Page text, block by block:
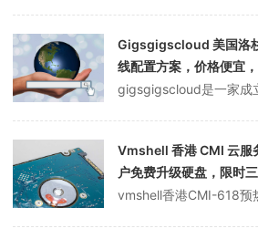
Gigsgigscloud 美国洛
线配置方案，价格便宜
Vmshell 香港 CMI 云服
户免费升级硬盘，限时